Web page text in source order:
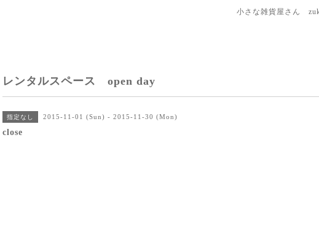
小さな雑貨屋さん
レンタルスペース open day
指定なし 2015-11-01 (Sun) - 2015-11-30 (Mon)
close